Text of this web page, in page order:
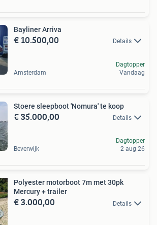
Bayliner Arriva
€ 10.500,00 Details
Amsterdam
Dagtopper
Vandaag
Stoere sleepboot 'Nomura' te koop
€ 35.000,00 Details
Beverwijk
Dagtopper
2 aug 26
Polyester motorboot 7m met 30pk
Mercury + trailer
€ 3.000,00 Details